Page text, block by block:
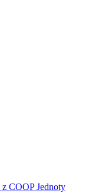
COOP Jednoty